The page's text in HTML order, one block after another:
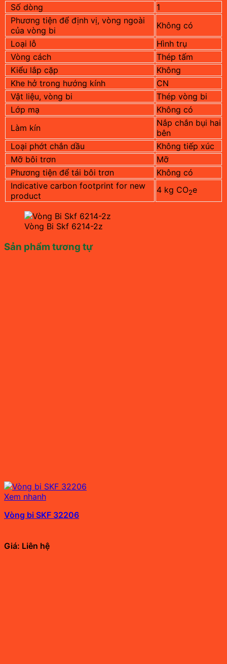
Số dòng
1
Phương tiện để định vị, vòng ngoài
của vòng bi
Không có
Loại lỗ
Hình trụ
Vòng cách
Thép tấm
Kiểu lắp cặp
Không
Khe hở trong hướng kính
CN
Vật liệu, vòng bi
Thép vòng bi
Lớp mạ
Không có
Làm kín
Nắp chắn bụi hai
bên
Loại phớt chắn dầu
Không tiếp xúc
Mỡ bôi trơn
Mỡ
Phương tiện để tái bôi trơn
Không có
Indicative carbon footprint for new
product
4 kg CO2e
Vòng Bi Skf 6214-2z
Sản phẩm tương tự
Xem nhanh
Vòng bi SKF 32206
Giá: Liên hệ